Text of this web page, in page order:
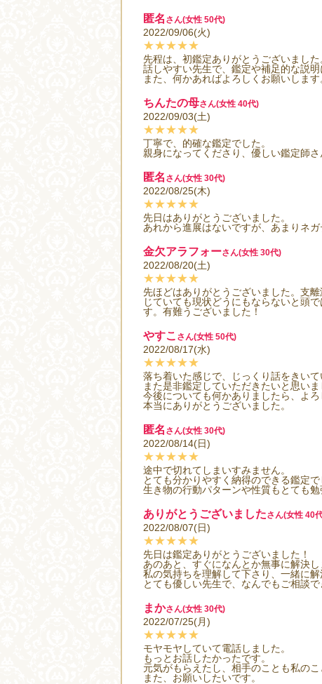
匿名 さん(女性 50代)
2022/09/06(火)
★★★★★
先程は、初鑑定ありがとうございました
話しやすい先生で、鑑定や補足的な説
また、何かあればよろしくお願いします
ちんたの母さん(女性 40代)
2022/09/03(土)
★★★★★
丁寧で、的確な鑑定でした。
親身になってくださり、優しい鑑定師
匿名 さん(女性 30代)
2022/08/25(木)
★★★★★
先日はありがとうございました。
あれから進展はないですが、あまりネ
金欠アラフォーさん(女性 30代)
2022/08/20(土)
★★★★★
先ほどはありがとうございました。支
じていても現状どうにもならないと頭
す。有難うございました！
やすこ さん(女性 50代)
2022/08/17(水)
★★★★★
落ち着いた感じで、じっくり話をきいて
また是非鑑定していただきたいと思いま
今後についても何かありましたら、よろ
本当にありがとうございました。
匿名 さん(女性 30代)
2022/08/14(日)
★★★★★
途中で切れてしまいすみません。
とても分かりやすく納得のできる鑑定
生き物の行動パターンや性質もとても
ありがとうございましたさん(女性 40
2022/08/07(日)
★★★★★
先日は鑑定ありがとうございました！
あのあと、すぐになんとか無事に解決し
私の気持ちを理解して下さり、一緒に
とても優しい先生で、なんでもご相談
まかさん(女性 30代)
2022/07/25(月)
★★★★★
モヤモヤしていて電話しました。
もっとお話したかったです。
元気がもらえたし、相手のことも私のこ
また、お願いしたいです。